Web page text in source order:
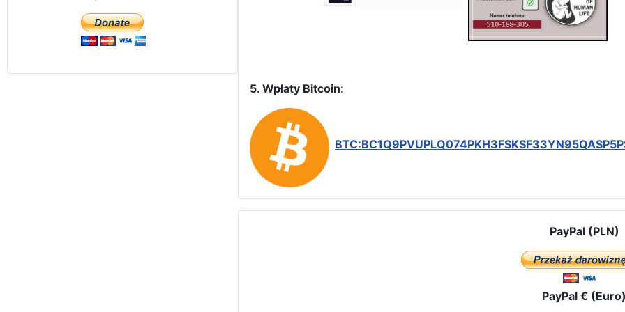
5. Wpłaty Bitcoin:
PayPal (PLN)
PayPal € (Euro)